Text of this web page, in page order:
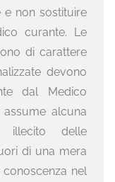
e non sostituire
curante. Le
di carattere
devono
dal Medico
alcuna
illecito delle
di una mera
nel